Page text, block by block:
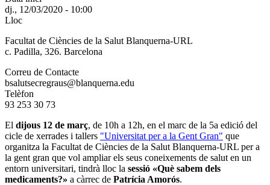
dj., 12/03/2020 - 10:00
Lloc
Facultat de Ciències de la Salut Blanquerna-URL
c. Padilla, 326. Barcelona
Correu de Contacte
bsalutsecregraus@blanquerna.edu
Telèfon
93 253 30 73
El dijous 12 de març, de 10h a 12h, en el marc de la 5a edició del
cicle de xerrades i tallers "Universitat per a la Gent Gran" que
organitza la Facultat de Ciències de la Salut Blanquerna-URL per a
la gent gran que vol ampliar els seus coneixements de salut en un
entorn universitari, tindrà lloc la sessió «Què sabem dels
medicaments?» a càrrec de Patrícia Amorós.